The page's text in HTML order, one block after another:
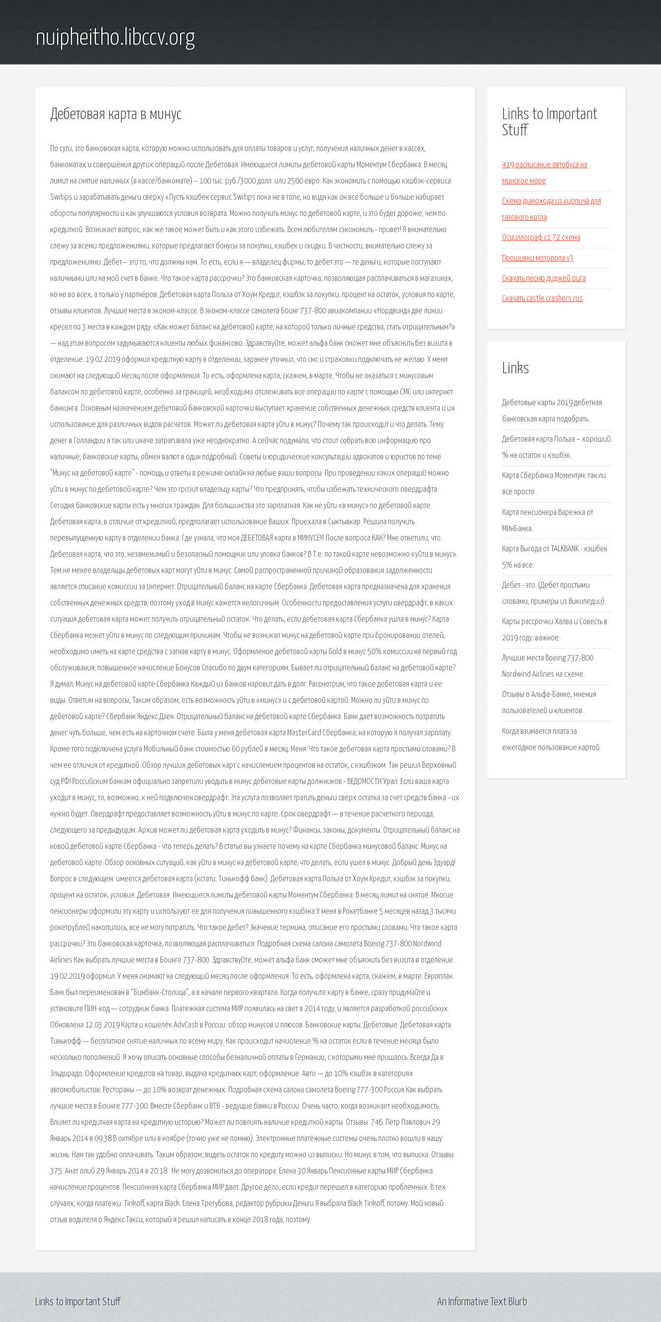
nuipheitho.libccv.org
Дебетовая карта в минус
По сути, это банковская карта, которую можно использовать для оплаты товаров и услуг, получения наличных денег в кассах,
банкоматах и совершения других операций после Дебетовая. Имеющиеся лимиты дебетовой карты Моментум Сбербанка: В месяц
лимит на снятие наличных (в кассе/банкомате) – 100 тыс. руб./3000 долл. или 2500 евро. Как экономить с помощью кэшбэк-сервиса
Switips и зарабатывать деньги сверху «Пусть кэшбек сервис Switips пока не в топе, но видя как он все больше и больше набирает
обороты популярности и как улучшаются условия возврата. Можно получить минус по дебетовой карте, и это будет дороже, чем по
кредитной. Возникает вопрос, как же такое может быть и как этого избежать. Всем любителям сэкономить - привет! Я внимательно
слежу за всеми предложениями, которые предлагают бонусы за покупки, кэшбек и скидки. В частности, внимательно слежу за
предложениями. Дебет – это то, что должны нам. То есть, если я — владелец фирмы, то дебет это — те деньги, которые поступают
наличными или на мой счет в банке. Что такое карта рассрочки? Это банковская карточка, позволяющая расплачиваться в магазинах,
но не во всех, а только у партнёров. Дебетовая карта Польза от Хоум Кредит, кэшбэк за покупки, процент на остаток, условия по карте,
отзывы клиентов. Лучшие места в эконом-классе. В эконом-классе самолета Боинг 737-800 авиакомпании «Нордвинд» две линии
кресел по 3 места в каждом ряду. «Как может баланс на дебетовой карте, на которой только личные средства, стать отрицательным?»
— над этим вопросом задумываются клиенты любых финансово. Здравствуйте, может альфа банк сможет мне объяснить без визита в
отделение. 19.02.2019 оформил кредитную карту в отделении, заранее уточнил, что смс и страховки подключать не желаю. У меня
снимают на следующий месяц после оформления. То есть, оформлена карта, скажем, в марте. Чтобы не оказаться с минусовым
балансом по дебетовой карте, особенно за границей, необходимо отслеживать все операции по карте с помощью СМС или интернет
банкинга. Основным назначением дебетовой банковской карточки выступает хранение собственных денежных средств клиента и их
использование для различных видов расчетов. Может ли дебетовая карта уйти в минус? Почему так происходит и что делать. Тему
денег в Голландии я так или иначе затрагивала уже неоднократно. А сейчас подумала, что стоит собрать всю информацию про
наличные, банковские карты, обмен валют в один подробный. Советы и юридические консультации адвокатов и юристов по теме
"Минус на дебетовой карте" - помощь и ответы в режиме онлайн на любые ваши вопросы. При проведении каких операций можно
уйти в минус по дебетовой карте? Чем это грозит владельцу карты? Что предпринять, чтобы избежать технического овердрафта.
Сегодня банковские карты есть у многих граждан. Для большинства это зарплатная. Как не уйти «в минус» по дебетовой карте
Дебетовая карта, в отличие от кредитной, предполагает использование Ваших. Приехала в Сыктывкар. Решила получить
перевыпущенную карту в отделении банка. Где узнала, что моя ДЕБЕТОВАЯ карта в МИНУСЕ!!! После вопроса КАК? Мне ответили, что.
Дебетовая карта, что это, незаменимый и безопасный помощник или уловка банков? В Т.е. по такой карте невозможно «уйти в минус».
Тем не менее владельцы дебетовых карт могут уйти в минус. Самой распространенной причиной образования задолженности
является списание комиссии за интернет. Отрицательный баланс на карте Сбербанка. Дебетовая карта предназначена для хранения
собственных денежных средств, поэтому уход в минус кажется нелогичным. Особенности предоставления услуги овердрафт, в каких
ситуация дебетовая карта может получить отрицательный остаток. Что делать, если дебетовая карта Сбербанка ушла в минус? Карта
Сбербанка может уйти в минус по следующим причинам. Чтобы не возникал минус на дебетовой карте при бронировании отелей,
необходимо иметь на карте средства с загнав карту в минус. Оформление дебетовой карты Gold в минус 50% комиссии на первый год
обслуживания; повышенное начисление Бонусов Спасибо по двум категориям. Бывает ли отрицательный баланс на дебетовой карте?
Я думал, Минус на дебетовой карте Сбербанка Каждый из банков наровит дать в долг. Рассмотрим, что такое дебетовая карта и ее
виды. Ответим на вопросы, Таким образом, есть возможность уйти в «минус» и с дебетовой картой. Можно ли уйти в минус по
дебетовой карте? Сбербанк Яндекс Дзен. Отрицательный баланс на дебетовой карте Сбербанка. Банк дает возможность потратить
денег чуть больше, чем есть на карточном счете. Была у меня дебетовая карта MasterCard Сбербанка, на которую я получал зарплату.
Кроме того подключена услуга Мобильный банк стоимостью 60 рублей в месяц. Меня. Что такое дебетовая карта простыми словами? В
чем ее отличия от кредитной. Обзор лучших дебетовых карт с начислением процентов на остаток, с кэшбэком. Так решил Верховный
суд РФ! Российским банкам официально запретили уводить в минус дебетовые карты должников - ВЕДОМОСТИ Урал. Если ваша карта
уходит в минус, то, возможно, к ней подключен овердрафт. Эта услуга позволяет тратить деньги сверх остатка за счет средств банка - их
нужно будет. Овердрафт предоставляет возможность уйти в минус по карте. Срок овердрафт — в течение расчетного периода,
следующего за предыдущим. Архив может ли дебетовая карта уходить в минус? Финансы, законы, документы. Отрицательный баланс на
новой дебетовой карте Сбербанка - что теперь делать? В статье вы узнаете почему на карте Сбербанка минусовой баланс. Минус на
дебетовой карте. Обзор основных ситуаций, как уйти в минус на дебетовой карте, что делать, если ушел в минус. Добрый день Эдуард!
Вопрос в следующем: имеется дебетовая карта (кстати, Тинькофф банк). Дебетовая карта Польза от Хоум Кредит, кэшбэк за покупки,
процент на остаток, условия. Дебетовая. Имеющиеся лимиты дебетовой карты Моментум Сбербанка: В месяц лимит на снятие. Многие
пенсионеры оформили эту карту и используют ее для получения повышенного кэшбэка У меня в Рокетбанке 5 месяцев назад 3 тысячи
рокетрублей накопилось, все не могу потратить. Что такое дебет? Значение термина, описание его простыми словами. Что такое карта
рассрочки? Это банковская карточка, позволяющая расплачиваться. Подробная схема салона самолета Boeing 737-800 Nordwind
Airlines Как выбрать лучшие места в Боинге 737-800. Здравствуйте, может альфа банк сможет мне объяснить без визита в отделение.
19.02.2019 оформил. У меня снимают на следующий месяц после оформления. То есть, оформлена карта, скажем, в марте. Европлан.
Банк был переименован в “Бинбанк-Столица”, а в начале первого квартала. Когда получите карту в банке, сразу придумайте и
установите ПИН-код — сотрудник банка. Платежная система МИР появилась на свет в 2014 году, и является разработкой российских.
Обновлена 12.03.2019 Карта и кошелёк AdvCash в России: обзор минусов и плюсов. Банковские карты. Дебетовые. Дебетовая карта
Тинькофф — бесплатное снятие наличных по всему миру. Как происходит начисление % на остаток если в течение месяца было
несколько пополнений. Я хочу описать основные способы безналичной оплаты в Германии, с которыми мне пришлось. Всегда Да в
Эльдорадо. Оформление кредитов на товар, выдача кредитных карт, оформление. Авто — до 10% кэшбэк в категориях
автомобилистов; Рестораны — до 10% возврат денежных. Подробная схема салона самолета Boeing 777-300 Россия Как выбрать
лучшие места в Боинге 777-300. Вместе Сбербанк и ВТБ - ведущие банки в России. Очень часто, когда возникает необходимость.
Влияет ли кредитная карта на кредитную историю? Может ли повлиять наличие кредитной карты. Отзывы: 746. Пётр Павлович 29
Январь 2014 в 09:38 В октябре или в ноябре (точно уже не помню). Электронные платёжные системы очень плотно вошли в нашу
жизнь. Нам так удобно оплачивать. Таким образом, видеть остаток по кредиту можно из выписки. Но минус в том, что выписка. Отзывы:
375. Анат олий 29 Январь 2014 в 20:18 . Не могу дозвониться до оператора. Елена 30 Январь Пенсионные карты МИР Сбербанка:
начисление процентов. Пенсионная карта Сбербанка МИР дает. Другое дело, если кредит перешел в категорию проблемных. В тех
случаях, когда платежи. Tinkoff, карта Black. Елена Трегубова, редактор рубрики Деньги Я выбрала Black Tinkoff, потому. Мой новый
отзыв водителя о Яндекс Такси, который я решил написать в конце 2018 года, поэтому.
Links to Important
Stuff
419 расписание автобуса на
минское море
Схема дымохода из кирпича для
газового котла
Осциллограф с1 72 схема
Прошивки моторола v3
Скачать песню диджей рига
Скачать castle crashers rus
Links
Дебетовые карты 2019 дебетная
банковская карта подобрать.
Дебетовая карта Польза – хороший
% на остаток и кэшбэк.
Карта Сбербанка Моментум: так ли
все просто.
Карта пенсионера Варежка от
МИнБанка.
Карта Выгода от TALKBANK - кэшбек
5% на все.
Дебет - это. (Дебет простыми
словами, примеры из Википедии).
Карты рассрочки Халва и Совесть в
2019 году: важное.
Лучшие места Boeing 737-800
Nordwind Airlines на схеме.
Отзывы о Альфа-Банке, мнения
пользователей и клиентов.
Когда взимается плата за
ежегодное пользование картой.
Links to Important Stuff An Informative Text Blurb